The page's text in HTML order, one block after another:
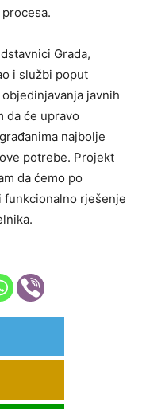
Grada,
i službi poput
javnih
da će upravo
najbolje
potrebe. Projekt
da ćemo po
funkcionalno rješenje